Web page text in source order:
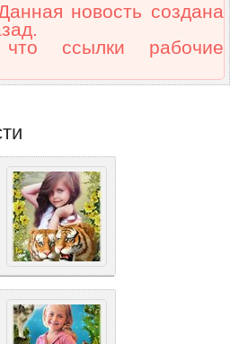
новость создана
что ссылки рабочие